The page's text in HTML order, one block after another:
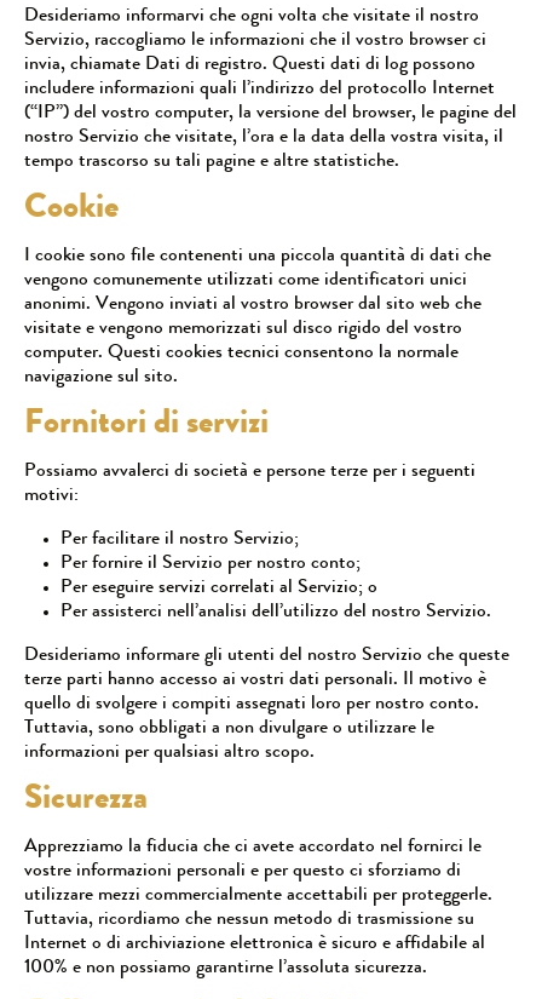
Desideriamo informarvi che ogni volta che visitate il nostro
Servizio, raccogliamo le informazioni che il vostro browser ci
invia, chiamate Dati di registro. Questi dati di log possono
includere informazioni quali l’indirizzo del protocollo Internet
(“IP”) del vostro computer, la versione del browser, le pagine del
nostro Servizio che visitate, l’ora e la data della vostra visita, il
tempo trascorso su tali pagine e altre statistiche.
Cookie
I cookie sono file contenenti una piccola quantità di dati che
vengono comunemente utilizzati come identificatori unici
anonimi. Vengono inviati al vostro browser dal sito web che
visitate e vengono memorizzati sul disco rigido del vostro
computer. Questi cookies tecnici consentono la normale
navigazione sul sito.
Fornitori di servizi
Possiamo avvalerci di società e persone terze per i seguenti
motivi:
Per facilitare il nostro Servizio;
Per fornire il Servizio per nostro conto;
Per eseguire servizi correlati al Servizio; o
Per assisterci nell’analisi dell’utilizzo del nostro Servizio.
Desideriamo informare gli utenti del nostro Servizio che queste
terze parti hanno accesso ai vostri dati personali. Il motivo è
quello di svolgere i compiti assegnati loro per nostro conto.
Tuttavia, sono obbligati a non divulgare o utilizzare le
informazioni per qualsiasi altro scopo.
Sicurezza
Apprezziamo la fiducia che ci avete accordato nel fornirci le
vostre informazioni personali e per questo ci sforziamo di
utilizzare mezzi commercialmente accettabili per proteggerle.
Tuttavia, ricordiamo che nessun metodo di trasmissione su
Internet o di archiviazione elettronica è sicuro e affidabile al
100% e non possiamo garantirne l’assoluta sicurezza.